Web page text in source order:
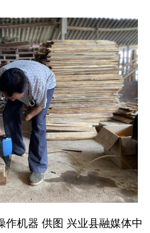
机器 供图 兴业县融媒体中